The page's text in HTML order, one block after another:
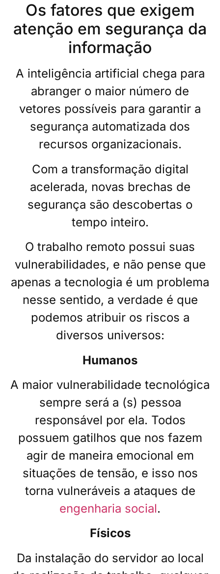
Os fatores que exigem
atenção em segurança da
informação
A inteligência artificial chega para
abranger o maior número de
vetores possíveis para garantir a
segurança automatizada dos
recursos organizacionais.
Com a transformação digital
acelerada, novas brechas de
segurança são descobertas o
tempo inteiro.
O trabalho remoto possui suas
vulnerabilidades, e não pense que
apenas a tecnologia é um problema
nesse sentido, a verdade é que
podemos atribuir os riscos a
diversos universos:
Humanos
A maior vulnerabilidade tecnológica
sempre será a (s) pessoa
responsável por ela. Todos
possuem gatilhos que nos fazem
agir de maneira emocional em
situações de tensão, e isso nos
torna vulneráveis a ataques de
engenharia social.
Físicos
Da instalação do servidor ao local